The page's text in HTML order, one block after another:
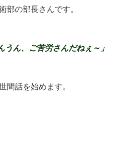
部の部長さんです。
うん、ご苦労さんだねぇ～」
間話を始めます。